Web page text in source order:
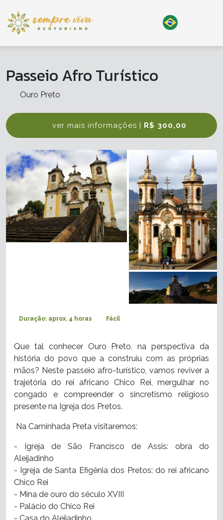
Passeio Afro Turístico
Ouro Preto
ver mais informações | R$ 300,00
Duração: aprox. 4 horas Fácil
Que tal conhecer Ouro Preto, na perspectiva da
história do povo que a construiu com as próprias
mãos? Neste passeio afro-turístico, vamos reviver a
trajetória do rei africano Chico Rei, mergulhar no
congado e compreender o sincretismo religioso
presente na Igreja dos Pretos.
Na Caminhada Preta visitaremos:
- Igreja de São Francisco de Assis: obra do
Aleijadinho
- Igreja de Santa Efigênia dos Pretos: do rei africano
Chico Rei
- Mina de ouro do século XVIII
- Palácio do Chico Rei